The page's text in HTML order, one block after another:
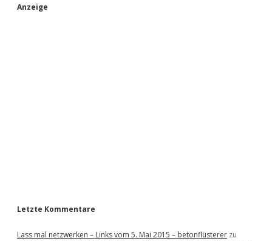
S
Anzeige
Letzte Kommentare
Lass mal netzwerken – Links vom 5. Mai 2015 – betonflüsterer zu